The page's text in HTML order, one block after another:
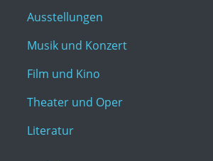
Ausstellungen
Musik und Konzert
Film und Kino
Theater und Oper
Literatur